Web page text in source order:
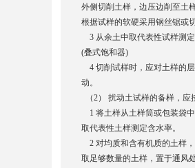
外侧切削土样，边压边削至土
根据试样的软硬采用钢丝锯或
3 从余土中取代表性试样测
(叠式饱和器)
4 切削试样时，应对土样的
动。
（2） 扰动土试样的备样，应
1 将土样从土样筒或包装袋
取代表性土样测定含水率。
2 对均质和含有机质的土样
取足够数量的土样，置于通风